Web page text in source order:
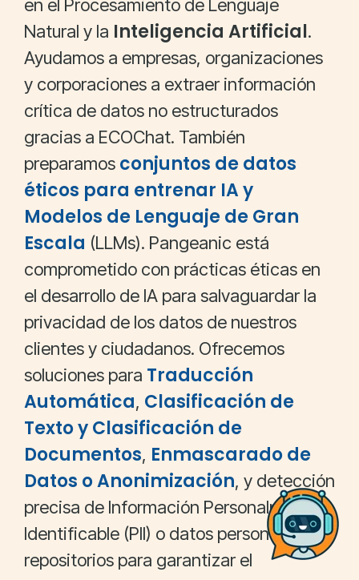
en el Procesamiento de Lenguaje
Natural y la Inteligencia Artificial.
Ayudamos a empresas, organizaciones
y corporaciones a extraer información
crítica de datos no estructurados
gracias a ECOChat. También
preparamos conjuntos de datos
éticos para entrenar IA y
Modelos de Lenguaje de Gran
Escala (LLMs). Pangeanic está
comprometido con prácticas éticas en
el desarrollo de IA para salvaguardar la
privacidad de los datos de nuestros
clientes y ciudadanos. Ofrecemos
soluciones para Traducción
Automática, Clasificación de
Texto y Clasificación de
Documentos, Enmascarado de
Datos o Anonimización, y detección
precisa de Información Personalmente
Identificable (PII) o datos personales en
repositorios para garantizar el